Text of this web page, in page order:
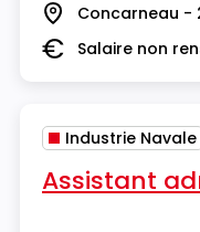
Lieu Concarneau -
SalaireSalaire non
Industrie Navale
Assistant